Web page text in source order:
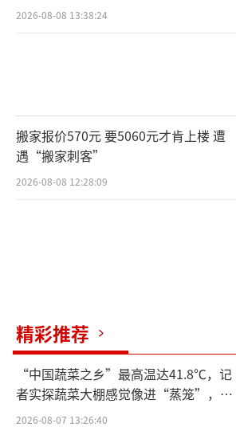
2026-08-08 13:38:24
搬家报价570元 要5060元才肯上楼 遭
遇“搬家刺客”
2026-08-08 12:28:09
精彩推荐
“中国蔬菜之乡”最高温达41.8℃，记
者实探蔬菜大棚感觉像进“蒸笼”，有
村民称只能凌晨两点起来干活
2026-08-07 13:26:40